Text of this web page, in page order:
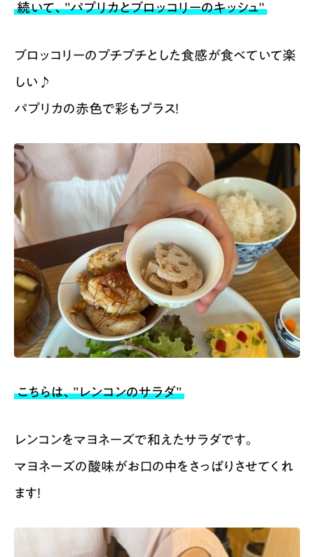
続いて、”パプリカとブロッコリーのキッシュ”
ブロッコリーのプチプチとした食感が食べていて楽
しい♪
パプリカの赤色で彩もプラス！
こちらは、”レンコンのサラダ”
レンコンをマヨネーズで和えたサラダです。
マヨネーズの酸味がお口の中をさっぱりさせてくれ
ます！